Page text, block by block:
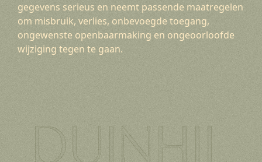
gegevens serieus en neemt passende maatregelen
om misbruik, verlies, onbevoegde toegang,
ongewenste openbaarmaking en ongeoorloofde
wijziging tegen te gaan.